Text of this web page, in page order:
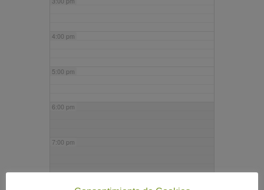
4:00 pm
5:00 pm
6:00 pm
7:00 pm